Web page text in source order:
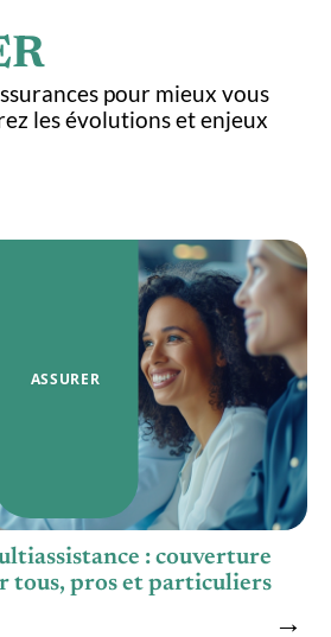
pour mieux vous
les évolutions et enjeux
ASSURER
: couverture
tous, pros et particuliers